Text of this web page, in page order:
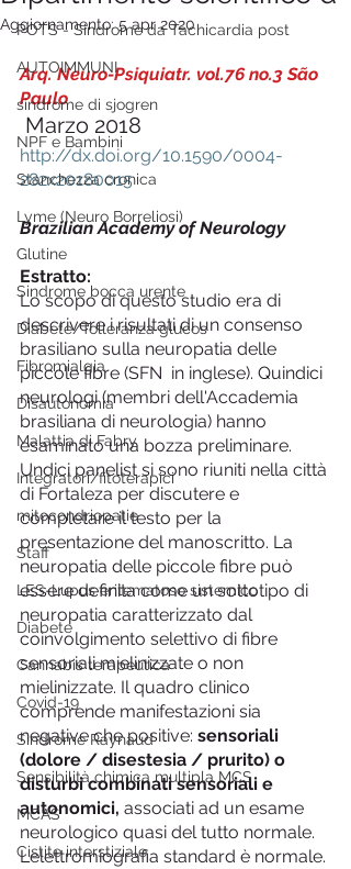
POTS - Sindrome da Tachicardia post
AUTOIMMUNI
sindrome di sjogren
NPF e Bambini
Stanchezza cronica
Lyme (Neuro Borreliosi)
Glutine
Sindrome bocca urente
Diabete/Tolleranza glucos
Fibromialgia
Disautonomia
Malattia di Fabry
Integratori/fitoterapici
mitocondriopatie
Staff
LES-Lupus eritematoso sistemico
Diabete
Cannabis terapeutica
Covid-19
Sindrome Raynaud
Sensibilità chimica multipla MCS
MCAS
Cistite interstiziale
Aggiornamento:5 apr 2020
Arq. Neuro-Psiquiatr. vol.76 no.3 São
Paulo
Marzo 2018
http://dx.doi.org/10.1590/0004-
282x20180015
Brazilian Academy of Neurology
Estratto:
Lo scopo di questo studio era di
descrivere i risultati di un consenso
brasiliano sulla neuropatia delle
piccole fibre (SFN  in inglese). Quindici
neurologi (membri dell'Accademia
brasiliana di neurologia) hanno
esaminato una bozza preliminare.
Undici panelist si sono riuniti nella città
di Fortaleza per discutere e
completare il testo per la
presentazione del manoscritto. La
neuropatia delle piccole fibre può
essere definita come un sottotipo di
neuropatia caratterizzato dal
coinvolgimento selettivo di fibre
sensoriali mielinizzate o non
mielinizzate. Il quadro clinico
comprende manifestazioni sia
negative che positive: sensoriali
(dolore / disestesia / prurito) o
disturbi combinati sensoriali e
autonomici, associati ad un esame
neurologico quasi del tutto normale.
L'elettromiografia standard è normale.